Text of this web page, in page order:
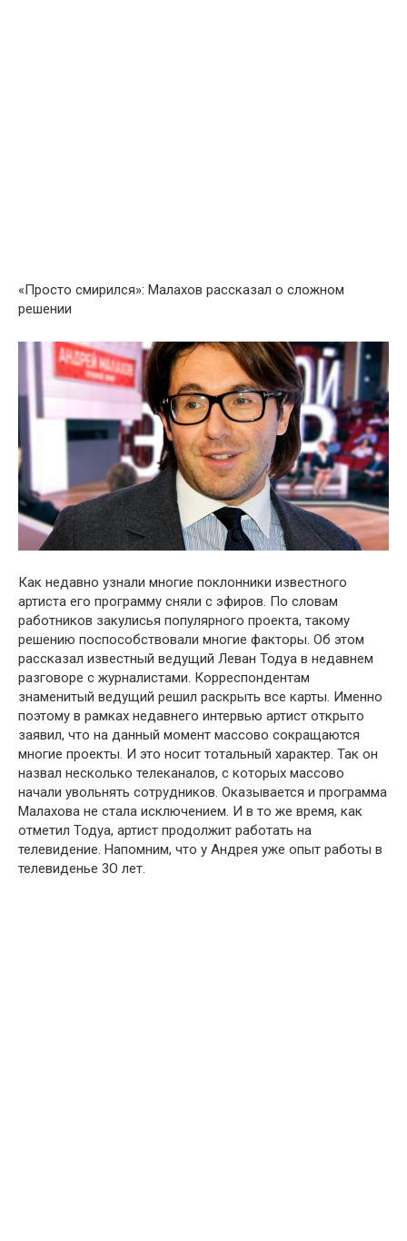
«Просто смирился»: Малахов рассказал о сложном
решении
Как недавно узнали многие поклонники известного
артиста его программу сняли с эфиров. По словам
работников закулисья популярного проекта, такому
решению поспособствовали многие факторы. Об этом
рассказал известный ведущий Леван Тодуа в недавнем
разговоре с журналистами. Корреспондентам
знаменитый ведущий решил раскрыть все карты. Именно
поэтому в рамках недавнего интервью артист открыто
заявил, что на данный момент массово сокращаются
многие проекты. И это носит тотальный характер. Так он
назвал несколько телеканалов, с которых массово
начали увольнять сотрудников. Оказывается и программа
Малахова не стала исключением. И в то же время, как
отметил Тодуа, артист продолжит работать на
телевидение. Напомним, что у Андрея уже опыт работы в
телевиденье 3О лет.